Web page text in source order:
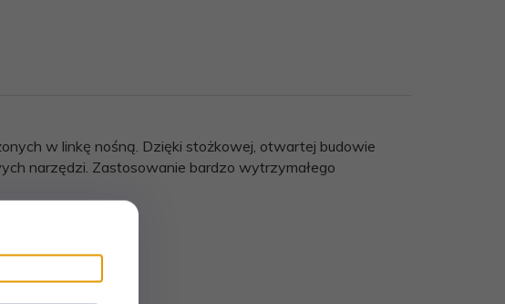
w linkę nośną. Dzięki stożkowej, otwartej budowie
narzędzi. Zastosowanie bardzo wytrzymałego